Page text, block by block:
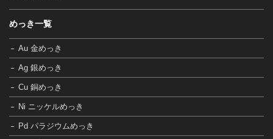
めっき一覧
Au 金めっき
Ag 銀めっき
Cu 銅めっき
Ni ニッケルめっき
Pd パラジウムめっき